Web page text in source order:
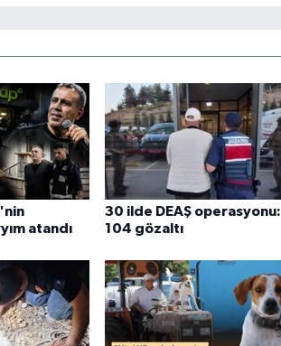
atandı
30 ilde DEAŞ operasyonu:
104 gözaltı